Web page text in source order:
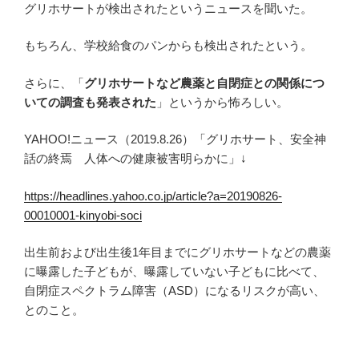
グリホサートが検出されたというニュースを聞いた。
もちろん、学校給食のパンからも検出されたという。
さらに、「グリホサートなど農薬と自閉症との関係につ
いての調査も発表された 」というから怖ろしい。
YAHOO!ニュース（2019.8.26）「グリホサート、安全神
話の終焉 人体への健康被害明らかに」↓
https://headlines.yahoo.co.jp/article?a=20190826-
00010001-kinyobi-soci
出生前および出生後1年目までにグリホサートなどの農薬
に曝露した子どもが、曝露していない子どもに比べて、
自閉症スペクトラム障害（ASD）になるリスクが高い、
とのこと。